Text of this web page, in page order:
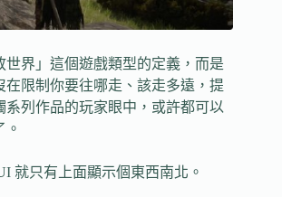
世界」這個遊戲類型的定義，而是
在限制你要往哪走、該走多遠，提
系列作品的玩家眼中，或許都可以
就只有上面顯示個東西南北。